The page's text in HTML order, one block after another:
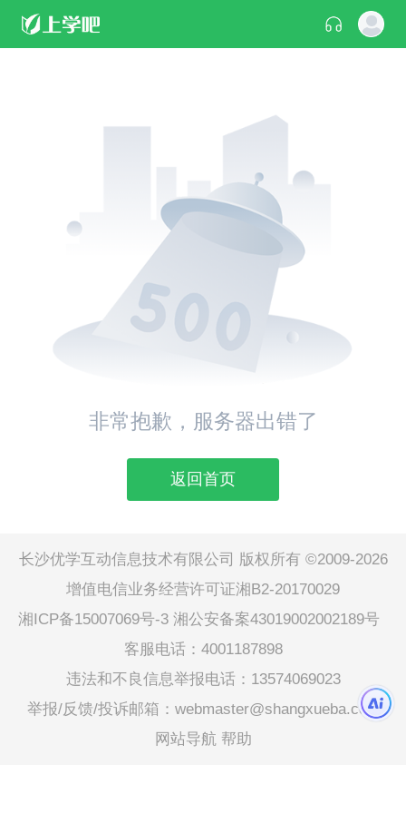
非常抱歉，服务器出错了
返回首页
长沙优学互动信息技术有限公司 版权所有 ©2009-2026
增值电信业务经营许可证湘B2-20170029
湘ICP备15007069号-3 湘公安备案43019002002189号
客服电话：4001187898
违法和不良信息举报电话：13574069023
举报/反馈/投诉邮箱：webmaster@shangxueba.com
网站导航 帮助